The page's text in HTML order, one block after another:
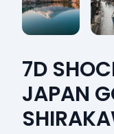
7D
JAPAN